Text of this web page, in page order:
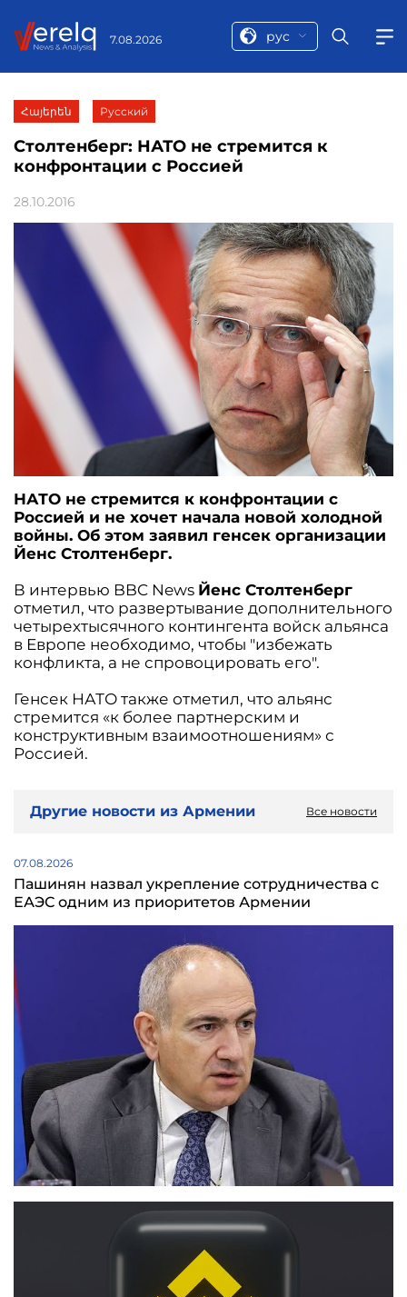
7.08.2026 рус
Հայերեն Русский
Столтенберг: НАТО не стремится к
конфронтации с Россией
28.10.2016
НАТО не стремится к конфронтации с
Россией и не хочет начала новой холодной
войны. Об этом заявил генсек организации
Йенс Столтенберг.
В интервью BBC News Йенс Столтенберг
отметил, что развертывание дополнительного
четырехтысячного контингента войск альянса
в Европе необходимо, чтобы "избежать
конфликта, а не спровоцировать его".
Генсек НАТО также отметил, что альянс
стремится «к более партнерским и
конструктивным взаимоотношениям» с
Россией.
Другие новости из Армении Все новости
07.08.2026
Пашинян назвал укрепление сотрудничества с
ЕАЭС одним из приоритетов Армении